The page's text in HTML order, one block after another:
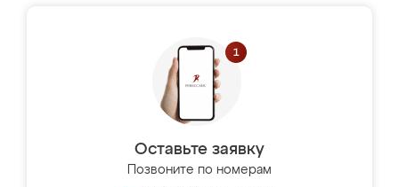
Оставьте заявку
Позвоните по номерам